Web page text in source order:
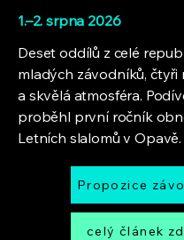
1.–2. srpna 2026
Deset oddílů z celé
mladých závodníků, čtyři
a skvělá atmosféra.
proběhl první ročník
Letních slalomů v Opavě.
Propozice
celý článek